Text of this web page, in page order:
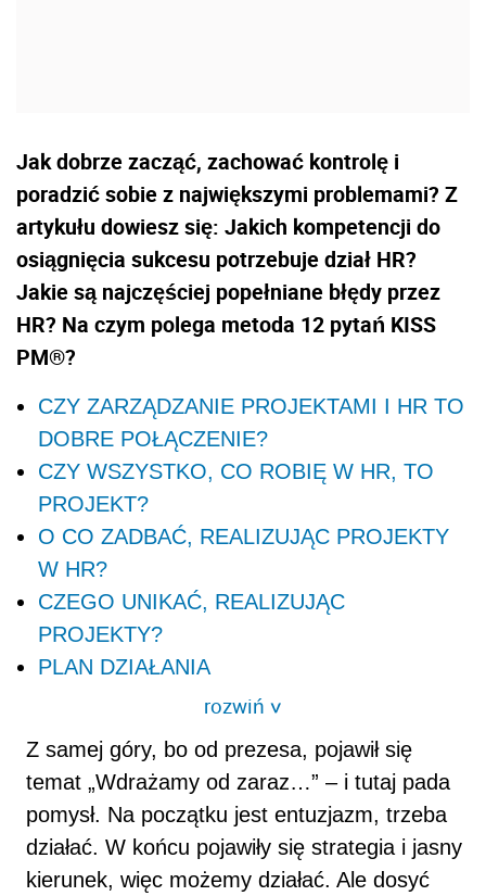
Jak dobrze zacząć, zachować kontrolę i
poradzić sobie z największymi problemami? Z
artykułu dowiesz się: Jakich kompetencji do
osiągnięcia sukcesu potrzebuje dział HR?
Jakie są najczęściej popełniane błędy przez
HR? Na czym polega metoda 12 pytań KISS
PM®?
CZY ZARZĄDZANIE PROJEKTAMI I HR TO
DOBRE POŁĄCZENIE?
CZY WSZYSTKO, CO ROBIĘ W HR, TO
PROJEKT?
O CO ZADBAĆ, REALIZUJĄC PROJEKTY
W HR?
CZEGO UNIKAĆ, REALIZUJĄC
PROJEKTY?
PLAN DZIAŁANIA
rozwiń>
Z samej góry, bo od prezesa, pojawił się
temat „Wdrażamy od zaraz…” – i tutaj pada
pomysł. Na początku jest entuzjazm, trzeba
działać. W końcu pojawiły się strategia i jasny
kierunek, więc możemy działać. Ale dosyć